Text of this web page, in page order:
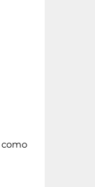
como